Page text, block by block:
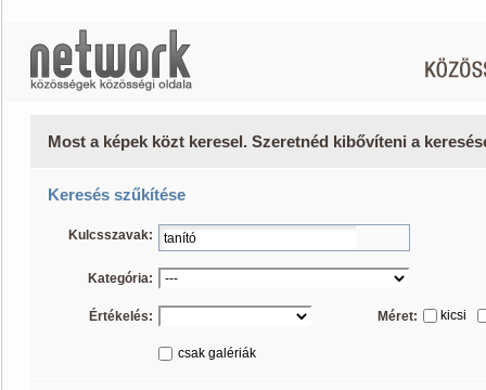
Most a képek közt keresel. Szeretnéd kibővíteni a
Keresés szűkítése
Kulcsszavak:
Kategória:
Értékelés: Méret: kicsi
csak galériák